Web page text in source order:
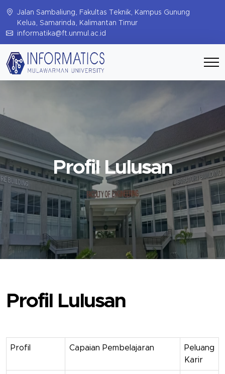
Jalan Sambaliung, Fakultas Teknik, Kampus Gunung
Kelua, Samarinda, Kalimantan Timur
informatika@ft.unmul.ac.id
Profil Lulusan
Profil Lulusan
Profil Capaian Pembelajaran
Peluang
Karir